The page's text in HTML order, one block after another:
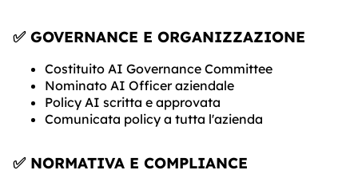
✅ GOVERNANCE E ORGANIZZAZIONE
Costituito AI Governance Committee
Nominato AI Officer aziendale
Policy AI scritta e approvata
Comunicata policy a tutta l'azienda
✅ NORMATIVA E COMPLIANCE